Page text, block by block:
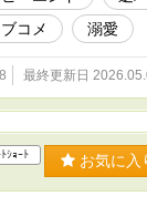
コメ 溺愛
最終更新日
ｼｮｰﾄ お気に入